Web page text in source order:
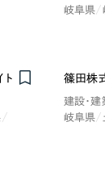
岐阜県
篠田株
建設・建
岐阜県